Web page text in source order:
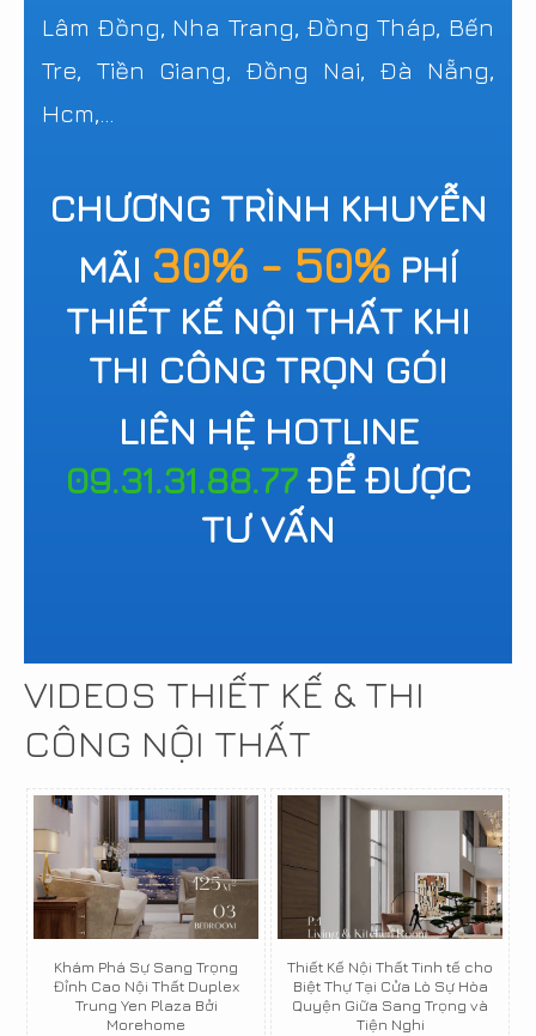
Lâm Đồng, Nha Trang, Đồng Tháp, Bến
Tre, Tiền Giang, Đồng Nai, Đà Nẵng,
Hcm,...
CHƯƠNG TRÌNH KHUYỄN
MÃI 30% - 50% PHÍ
THIẾT KẾ NỘI THẤT KHI
THI CÔNG TRỌN GÓI
LIÊN HỆ HOTLINE
09.31.31.88.77ĐỂ ĐƯỢC
TƯ VẤN
VIDEOS THIẾT KẾ & THI
CÔNG NỘI THẤT
Khám Phá Sự Sang Trọng
Đỉnh Cao Nội Thất Duplex
Trung Yen Plaza Bởi
Morehome
Thiết Kế Nội Thất Tinh tế cho
Biệt Thự Tại Cửa Lò Sự Hòa
Quyện Giữa Sang Trọng và
Tiện Nghi